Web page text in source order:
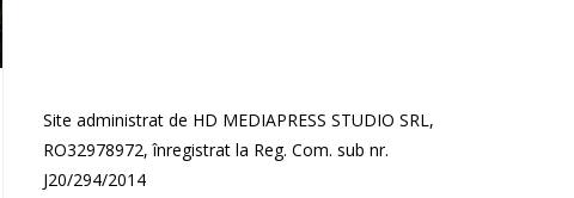
Site administrat de HD MEDIAPRESS STUDIO SRL,
RO32978972, înregistrat la Reg. Com. sub nr.
J20/294/2014